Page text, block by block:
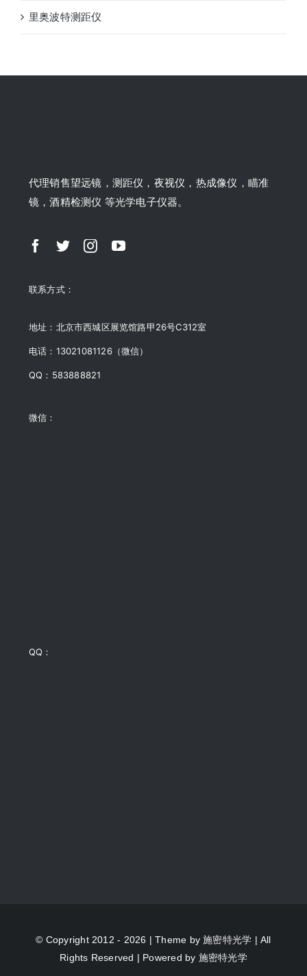
里奥波特测距仪
代理销售望远镜，测距仪，夜视仪，热成像仪，瞄准
镜，酒精检测仪 等光学电子仪器。
联系方式：
地址：北京市西城区展览馆路甲26号C312室
电话：13021081126（微信）
QQ：583888821
微信：
QQ：
© Copyright 2012 - 2026 | Theme by施密特光学 | All
Rights Reserved | Powered by 施密特光学